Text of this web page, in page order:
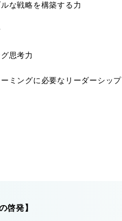
な戦略を構築する力
思考力
ミングに必要なリーダーシップ
啓発】